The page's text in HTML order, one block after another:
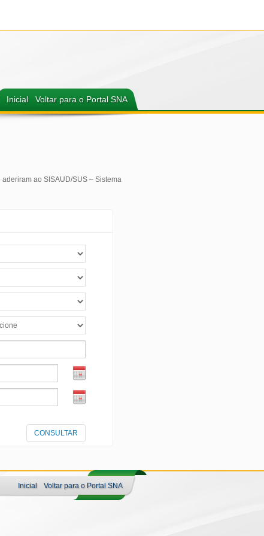
Inicial Voltar para o Portal SNA
ao SISAUD/SUS – Sistema
Inicial Voltar para o Portal SNA